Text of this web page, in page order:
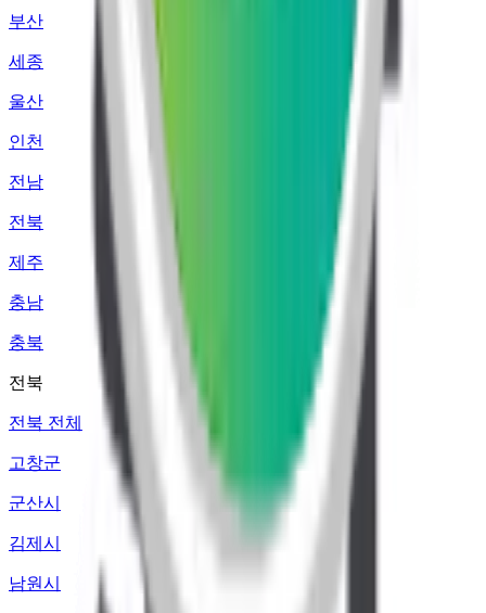
부산
세종
울산
인천
전남
전북
제주
충남
충북
전북
전북 전체
고창군
군산시
김제시
남원시